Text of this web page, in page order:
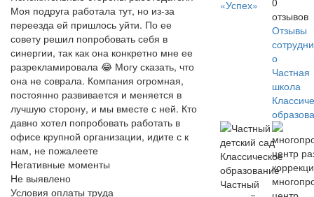
Моя подруга работала тут, но из-за
переезда ей пришлось уйти. По ее
совету решил попробовать себя в
синергии, так как она конкретно мне ее
разрекламировала 😂 Могу сказать, что
она не соврала. Компания огромная,
постоянно развивается и меняется в
лучшую сторону, и мы вместе с ней. Кто
давно хотел попробовать работать в
офисе крупной организации, идите с к
нам, не пожалеете
Негативные моменты
Не выявлено
Условия оплаты труда
«Успех»
отзывов
Отзывы
о
Частная
школа
Частный